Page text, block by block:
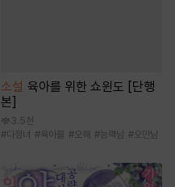
소설 육아를 위한 쇼윈도 [단행
본]
3.5천
#다정녀 #육아물 #오해 #능력남 #오만남